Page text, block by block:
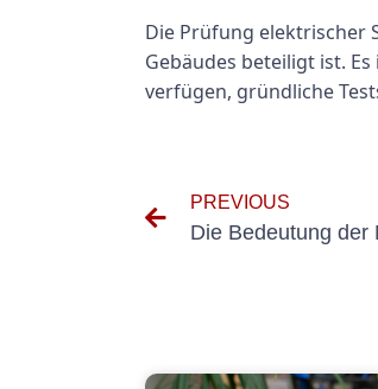
Die Prüfung elektrischer
Gebäudes beteiligt ist.
verfügen, gründliche
PREVIOUS